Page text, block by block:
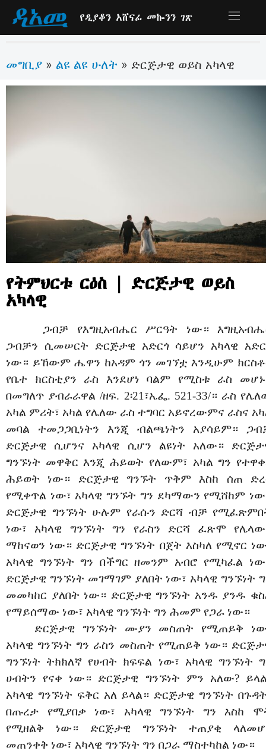
የዲያቆን አሸናፊ መኰንን ገጽ
መግቢያ » ልዩ ልዩ ሁለት » ድርጅታዊ ወይስ አካላዊ
የትምህርቱ ርዕስ | ድርጅታዊ ወይስ
አካላዊ
ጋብቻ የእግዚአብሔር ሥርዓት ነው።
ጋብቻን ሲመሠርት ድርጅታዊ አድርጎ ሳይሆን አካላዊ
ነው። ይኸውም ሔዋን ከአዳም ጎን መገኘቷ እንዲሁም
የቤተ ክርስቲያን ራስ እንደሆነ ባልም የሚስቱ ራስ
በመግለጥ ያብራራዋል /ዘፍ. 2፡21፣ኤፌ. 521-33/። ራስ
አካል ምሪት፣ አካል የሌለው ራስ ተግባር አይኖረውምና ራስና
መባል ተመጋጋቢነትን እንጂ ብልጫነትን አያሳይም።
ድርጅታዊ ሲሆንና አካላዊ ሲሆን ልዩነት አለው።
ግንኙነት መዋቅር እንጂ ሕይወት የለውም፣ አካል ግን
ሕይወት ነው። ድርጅታዊ ግንኙት ጥቅም እስከ ሰጠ
የሚቀጥል ነው፣ አካላዊ ግንኙት ግን ደካማውን የሚሸከም
ድርጅታዊ ግንኙነት ሁሉም የራሱን ድርሻ ብቻ
ነው፣ አካላዊ ግንኙነት ግን የራስን ድርሻ ፈጽሞ
ማከናወን ነው። ድርጅታዊ ግንኙነት በጀት እስካለ የሚኖር
አካላዊ ግንኙነት ግን በችግር ዘመንም አብሮ የሚካፈል
ድርጅታዊ ግንኙነት መገማገም ያለበት ነው፣ አካላዊ ግንኙነት
መመካከር ያለበት ነው። ድርጅታዊ ግንኙነት አንዱ ያንዱ
የማይሰማው ነው፣ አካላዊ ግንኙነት ግን ሕመም የጋራ ነው።
ድርጅታዊ ግንኙነት ሙያን መስጠት የሚጠይቅ
አካላዊ ግንኙነት ግን ራስን መስጠት የሚጠይቅ ነው።
ግንኙነት ትክክለኛ የሀብት ክፍፍል ነው፣ አካላዊ ግንኙነት
ሀብትን የናቀ ነው። ድርጅታዊ ግንኙነት ምን አለው?
አካላዊ ግንኙነት ፍቅር አለ ይላል። ድርጅታዊ ግንኙነት
በጡረታ የሚያበቃ ነው፣ አካላዊ ግንኙነት ግን እስከ
የሚዘልቅ ነው። ድርጅታዊ ግንኙነት ተጠያቂ
መጠንቀቅ ነው፣ አካላዊ ግንኙነት ግን በጋራ ማስተካከል ነው።